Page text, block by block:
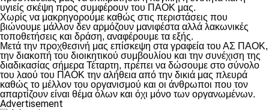
υγιείς σκέψη προς συμφέρουν του ΠΑΟΚ μας.
Χωρίς να μακρηγορούμε καθώς στις περιστάσεις που
βιώνουμε μάλλον δεν αρμόζουν μανιφέστα αλλά λακωνικές
τοποθετήσεις και δράση, αναφέρουμε τα εξής.
Μετά την προχθεσινή μας επίσκεψη στα γραφεία του ΑΣ ΠΑΟΚ,
την διακοπή του διοικητικού συμβουλίου και την συνέχιση της
διαδικασίας σήμερα Τέταρτη, πρέπει να δώσουμε στο σύνολο
του λαού του ΠΑΟΚ την αλήθεια από την δικιά μας πλευρά
καθώς το μέλλον του οργανισμού και οι άνθρωποι που τον
απαρτίζουν είναι θέμα όλων και όχι μόνο των οργανωμένων.
Advertisement